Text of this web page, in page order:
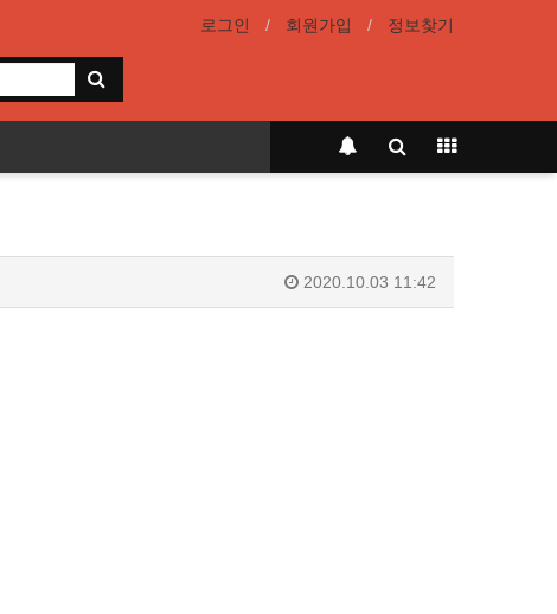
로그인 회원가입 정보찾기
2020.10.03 11:42